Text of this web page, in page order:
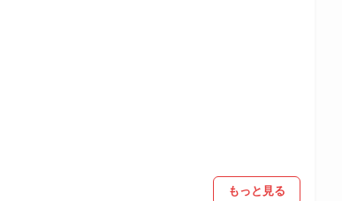
もっと見る